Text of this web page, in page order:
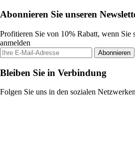
Abonnieren Sie unseren
Profitieren Sie von 10% Rabatt, wenn Sie
anmelden
Abonnieren
Bleiben Sie in Verbindung
Folgen Sie uns in den sozialen